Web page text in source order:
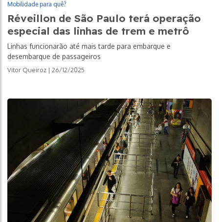
Mobilidade para quê?
Réveillon de São Paulo terá operação
especial das linhas de trem e metrô
Linhas funcionarão até mais tarde para embarque e
desembarque de passageiros
Vitor Queiroz | 26/12/2025